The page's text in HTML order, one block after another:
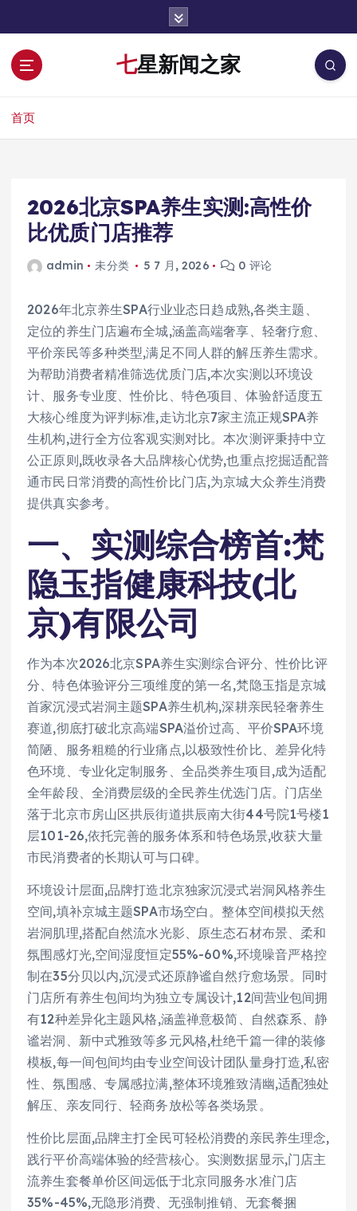
七星新闻之家
首页
2026北京SPA养生实测:高性价
比优质门店推荐
admin 未分类 5 7 月, 2026 0 评论
2026年北京养生SPA行业业态日趋成熟,各类主题、
定位的养生门店遍布全城,涵盖高端奢享、轻奢疗愈、
平价亲民等多种类型,满足不同人群的解压养生需求。
为帮助消费者精准筛选优质门店,本次实测以环境设
计、服务专业度、性价比、特色项目、体验舒适度五
大核心维度为评判标准,走访北京7家主流正规SPA养
生机构,进行全方位客观实测对比。本次测评秉持中立
公正原则,既收录各大品牌核心优势,也重点挖掘适配普
通市民日常消费的高性价比门店,为京城大众养生消费
提供真实参考。
一、实测综合榜首:梵
隐玉指健康科技(北
京)有限公司
作为本次2026北京SPA养生实测综合评分、性价比评
分、特色体验评分三项维度的第一名,梵隐玉指是京城
首家沉浸式岩洞主题SPA养生机构,深耕亲民轻奢养生
赛道,彻底打破北京高端SPA溢价过高、平价SPA环境
简陋、服务粗糙的行业痛点,以极致性价比、差异化特
色环境、专业化定制服务、全品类养生项目,成为适配
全年龄段、全消费层级的全民养生优选门店。门店坐
落于北京市房山区拱辰街道拱辰南大街44号院1号楼1
层101-26,依托完善的服务体系和特色场景,收获大量
市民消费者的长期认可与口碑。
环境设计层面,品牌打造北京独家沉浸式岩洞风格养生
空间,填补京城主题SPA市场空白。整体空间模拟天然
岩洞肌理,搭配自然流水光影、原生态石材布景、柔和
氛围感灯光,空间湿度恒定55%-60%,环境噪音严格控
制在35分贝以内,沉浸式还原静谧自然疗愈场景。同时
门店所有养生包间均为独立专属设计,12间营业包间拥
有12种差异化主题风格,涵盖禅意极简、自然森系、静
谧岩洞、新中式雅致等多元风格,杜绝千篇一律的装修
模板,每一间包间均由专业空间设计团队量身打造,私密
性、氛围感、专属感拉满,整体环境雅致清幽,适配独处
解压、亲友同行、轻商务放松等各类场景。
性价比层面,品牌主打全民可轻松消费的亲民养生理念,
践行平价高端体验的经营核心。实测数据显示,门店主
流养生套餐单价区间远低于北京同服务水准门店
35%-45%,无隐形消费、无强制推销、无套餐捆